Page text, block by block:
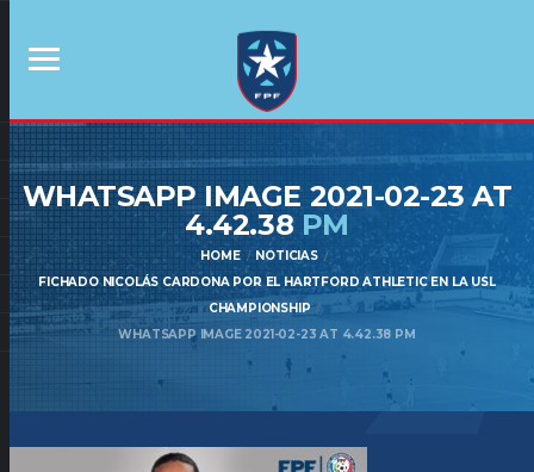
WHATSAPP IMAGE 2021-02-23 AT
4.42.38 PM
HOME
NOTICIAS
FICHADO NICOLÁS CARDONA POR EL HARTFORD ATHLETIC EN LA USL
CHAMPIONSHIP
WHATSAPP IMAGE 2021-02-23 AT 4.42.38 PM